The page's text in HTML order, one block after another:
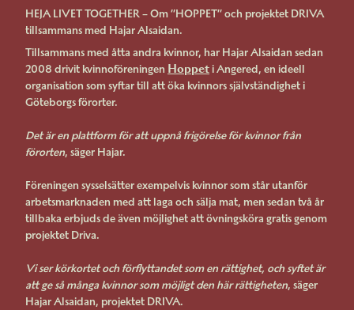
HEJA LIVET TOGETHER – Om ”HOPPET” och projektet DRIVA
tillsammans med Hajar Alsaidan.
Tillsammans med åtta andra kvinnor, har Hajar Alsaidan sedan
2008 drivit kvinnoföreningen Hoppeti Angered, en ideell
organisation som syftar till att öka kvinnors självständighet i
Göteborgs förorter.
Det är en plattform för att uppnå frigörelse för kvinnor från
förorten, säger Hajar.
Föreningen sysselsätter exempelvis kvinnor som står utanför
arbetsmarknaden med att laga och sälja mat, men sedan två år
tillbaka erbjuds de även möjlighet att övningsköra gratis genom
projektet Driva.
Vi ser körkortet och förflyttandet som en rättighet, och syftet är
att ge så många kvinnor som möjligt den här rättigheten, säger
Hajar Alsaidan, projektet DRIVA.